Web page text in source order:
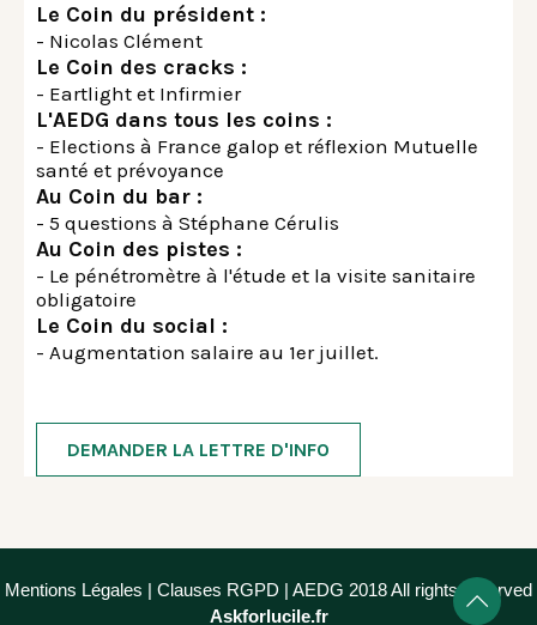
Le Coin du président :
- Nicolas Clément
Le Coin des cracks :
- Eartlight et Infirmier
L'AEDG dans tous les coins :
- Elections à France galop et réflexion Mutuelle
santé et prévoyance
Au Coin du bar :
- 5 questions à Stéphane Cérulis
Au Coin des pistes :
- Le pénétromètre à l'étude et la visite sanitaire
obligatoire
Le Coin du social :
- Augmentation salaire au 1er juillet.
DEMANDER LA LETTRE D'INFO
Mentions Légales | Clauses RGPD | AEDG 2018 All rights reserved
Askforlucile.fr